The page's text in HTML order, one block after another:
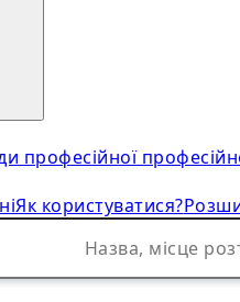
професійної
Як користуватися?